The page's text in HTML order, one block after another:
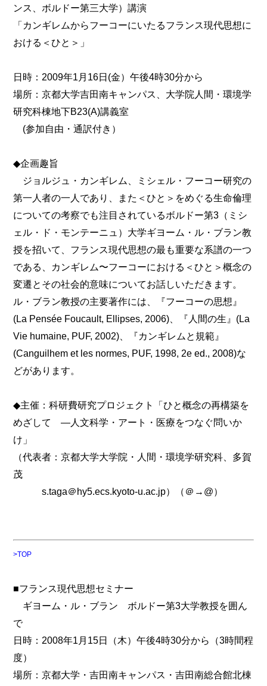
ンス、ボルドー第三大学）講演
「カンギレムからフーコーにいたるフランス現代思想に
おける＜ひと＞」
日時：2009年1月16日(金）午後4時30分から
場所：京都大学吉田南キャンパス、大学院人間・環境学
研究科棟地下B23(A)講義室
(参加自由・通訳付き）
◆企画趣旨
ジョルジュ・カンギレム、ミシェル・フーコー研究の
第一人者の一人であり、また＜ひと＞をめぐる生命倫理
についての考察でも注目されているボルドー第3（ミシ
ェル・ド・モンテーニュ）大学ギヨーム・ル・ブラン教
授を招いて、フランス現代思想の最も重要な系譜の一つ
である、カンギレム〜フーコーにおける＜ひと＞概念の
変遷とその社会的意味についてお話しいただきます。
ル・ブラン教授の主要著作には、『フーコーの思想』
(La Pensée Foucault, Ellipses, 2006)、『人間の生』(La
Vie humaine, PUF, 2002)、『カンギレムと規範』
(Canguilhem et les normes, PUF, 1998, 2e ed., 2008)な
どがあります。
◆主催：科研費研究プロジェクト「ひと概念の再構築を
めざして —人文科学・アート・医療をつなぐ問いか
け」
（代表者：京都大学大学院・人間・環境学研究科、多賀
茂
s.taga＠hy5.ecs.kyoto-u.ac.jp）（＠→@）
>TOP
■フランス現代思想セミナー
ギヨーム・ル・ブラン ボルドー第3大学教授を囲ん
で
日時：2008年1月15日（木）午後4時30分から（3時間程
度）
場所：京都大学・吉田南キャンパス・吉田南総合館北棟